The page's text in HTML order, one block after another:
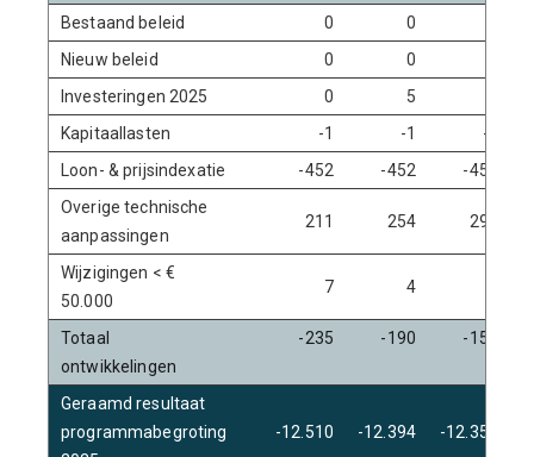
Bestaand beleid 0 0
Nieuw beleid
0 0
Investeringen 2025
0 5
Kapitaallasten
-1 -1
-1
Loon- & prijsindexatie
-452 -452
-452
Overige technische
aanpassingen
211 254 294
Wijzigingen < €
50.000
7 4
Totaal
ontwikkelingen
-235 -190 -152
Geraamd resultaat
programmabegroting
-12.510 -12.394 -12.350